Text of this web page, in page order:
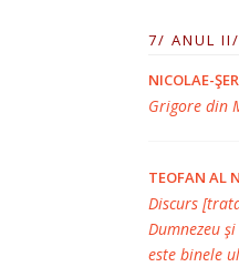
7/ ANUL
NICOLAE-
Grigore din
TEOFAN AL
Discurs
Dumnezeu
este binele